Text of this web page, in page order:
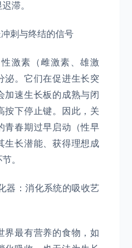
滞。
刺与终结的信号
激素（雌激素、雄激
泌。它们在促进生长突
加速生长板的成熟与闭
按下停止键。因此，关
青春期过早启动（性早
生长潜能、获得理想成
。
器：消化系统的吸收艺
界最有营养的食物，如